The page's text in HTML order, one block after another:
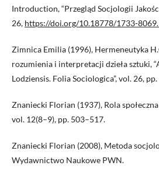
Introduction, “Przegląd Socjologii
26, https://doi.org/10.18778/1733-
Zimnica Emilia (1996), Hermeneutyka
rozumienia i interpretacji dzieła sztuki,
Lodziensis. Folia Sociologica”, vol. 26,
Znaniecki Florian (1937), Rola
vol. 12(8–9), pp. 503–517.
Znaniecki Florian (2008), Metoda
Wydawnictwo Naukowe PWN.